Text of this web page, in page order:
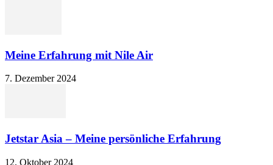
Meine Erfahrung mit Nile Air
7. Dezember 2024
Jetstar Asia – Meine persönliche Erfahrung
12. Oktober 2024